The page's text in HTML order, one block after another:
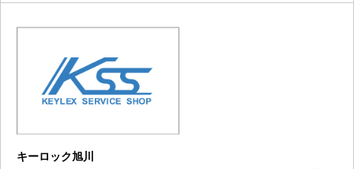
キーロック旭川